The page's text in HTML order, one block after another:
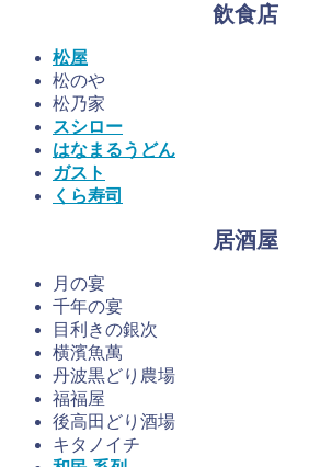
飲食店
松屋
松のや
松乃家
スシロー
はなまるうどん
ガスト
くら寿司
居酒屋
月の宴
千年の宴
目利きの銀次
横濱魚萬
丹波黒どり農場
福福屋
後高田どり酒場
キタノイチ